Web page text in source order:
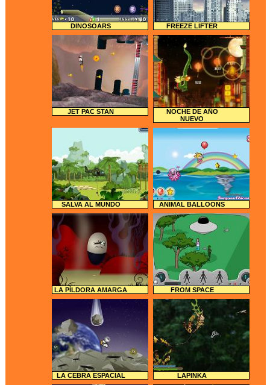
DINOSOARS FREEZE LIFTER
JET PAC STAN
NOCHE DE AÑO
NUEVO
SALVA AL MUNDO ANIMAL BALLOONS
LA PÍLDORA AMARGA FROM SPACE
LA CEBRA ESPACIAL LAPINKA